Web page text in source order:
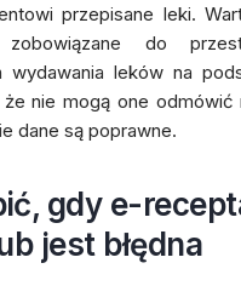
przepisane leki.
do
wydawania leków na
nie mogą one odmówić
dane są poprawne.
gdy e-
jest błędna